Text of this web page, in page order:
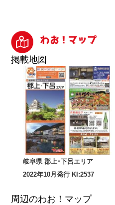
掲載地図
岐阜県 郡上･下呂エリア
2022年10月発行 KI:2537
周辺のわお！マップ